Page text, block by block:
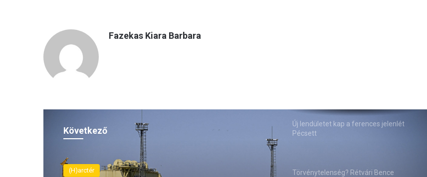
Fazekas Kiara Barbara
Következő
(H)arctér
Új lendületet kap a ferences jelenlét
Pécsett
Törvénytelenség? Rétvári Bence